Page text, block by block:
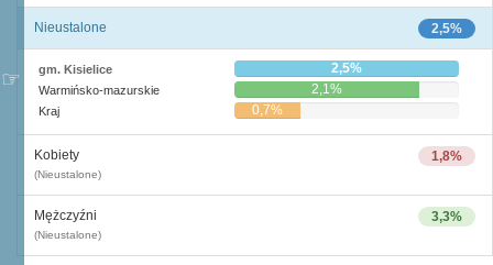
2,5%
Nieustalone
gm. Kisielice 2,5%
Warmińsko-mazurskie 2,1%
Kraj 0,7%
1,8%
Kobiety
(Nieustalone)
3,3%
Mężczyźni
(Nieustalone)